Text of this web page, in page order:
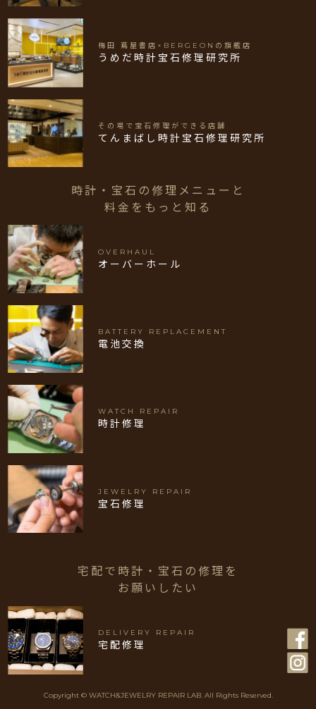
梅田 蔦屋書店×BERGEONの旗艦店
うめだ時計宝石修理研究所
その場で宝石修理ができる店舗
てんまばし時計宝石修理研究所
時計・宝石の修理メニューと
料金をもっと知る
OVERHAUL
オーバーホール
BATTERY REPLACEMENT
電池交換
WATCH REPAIR
時計修理
JEWELRY REPAIR
宝石修理
宅配で時計・宝石の修理を
お願いしたい
DELIVERY REPAIR
宅配修理
Copyright © WATCH&JEWELRY REPAIR LAB. All Rights Reserved.